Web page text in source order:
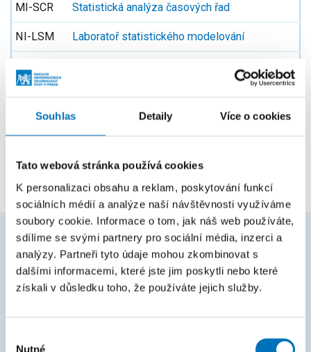
Souhlas Detaily Více o cookies
Tato webová stránka používá cookies
K personalizaci obsahu a reklam, poskytování funkcí
sociálních médií a analýze naší návštěvnosti využíváme
soubory cookie. Informace o tom, jak náš web používáte,
sdílíme se svými partnery pro sociální média, inzerci a
analýzy. Partneři tyto údaje mohou zkombinovat s
dalšími informacemi, které jste jim poskytli nebo které
získali v důsledku toho, že používáte jejich služby.
Nutné
MI-SCR Statistická analýza časových řad
NI-LSM Laboratoř statistického modelování
Laboratoř statistického modelování
ANI-SAI Statistika pro aplikovanou informatiku
ČASTO HLEDÁTE
Harmonogram akademického roku